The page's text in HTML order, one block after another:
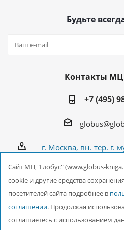
Будьте
Контакты МЦ
+7 (495)
г. Москва, вн. тер. г.
2026 © ООО
Cайт МЦ "Глобус" (www.globus-
cookie и другие средства
посетителей сайта подробнее в
соглашении. Продолжая
соглашаетесь с использованием